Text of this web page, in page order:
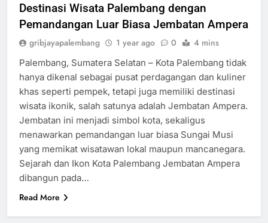
Destinasi Wisata Palembang dengan
Pemandangan Luar Biasa Jembatan Ampera
gribjayapalembang 1 year ago 0 4 mins
Palembang, Sumatera Selatan – Kota Palembang tidak
hanya dikenal sebagai pusat perdagangan dan kuliner
khas seperti pempek, tetapi juga memiliki destinasi
wisata ikonik, salah satunya adalah Jembatan Ampera.
Jembatan ini menjadi simbol kota, sekaligus
menawarkan pemandangan luar biasa Sungai Musi
yang memikat wisatawan lokal maupun mancanegara.
Sejarah dan Ikon Kota Palembang Jembatan Ampera
dibangun pada…
Read More